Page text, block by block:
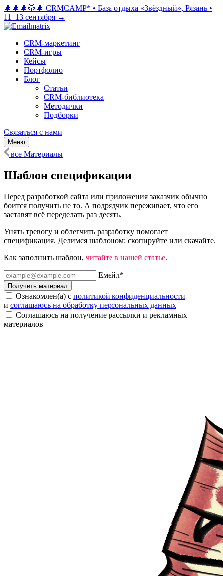
🌲🌲🌲🐯🌲 CRMCAMP* • База отдыха «Звёздный», Рязань •
11–13 сентября →
CRM-маркетинг
CRM-игры
Кейсы
Портфолио
Блог
Статьи
CRM-библиотека
Методички
Подборки
Связаться с нами
Меню
все Материалы
Шаблон спецификации
Перед разработкой сайта или приложения заказчик обычно
боится получить не то. А подрядчик переживает, что его
заставят всё переделать раз десять.
Унять тревогу и облегчить разработку помогает
спецификация. Делимся шаблоном: скопируйте или скачайте.
Как заполнить шаблон, читайте в нашей статье.
Емейл*
Получить материал
Ознакомлен(а) с политикой конфиденциальности
и соглашаюсь на обработку персональных данных
Соглашаюсь на получение рассылки и рекламных
материалов